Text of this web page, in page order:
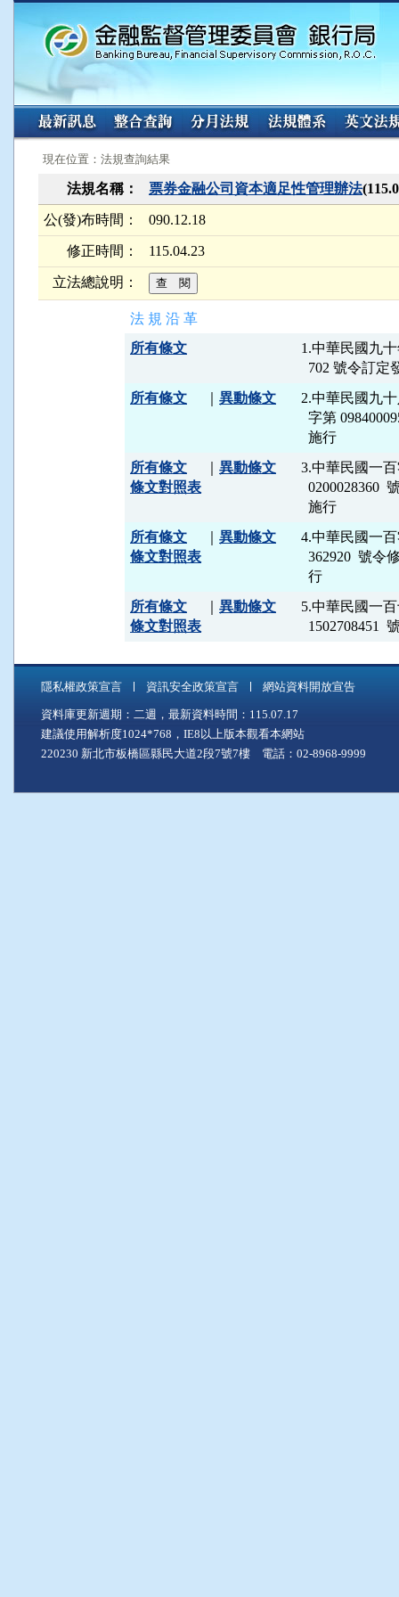
:::
現在位置：法規查詢結果
法規名稱： 票券金融公司資本適足性管理辦法
公(發)布時間： 090.12.18
修正時間： 115.04.23
立法總說明：
法 規 沿 革
所有條文
1.中華民國九
所有條文 異動條文
2.中華民國九
字第
所有條文
異動條文
條文對照表
3.中華民國一
0200028360
所有條文
異動條文
條文對照表
4.中華民國一
362920  號
所有條文
異動條文
條文對照表
5.中華民國一
1502708451
隱私權政策宣言 資訊安全政策宣言 網站資料開放宣告
資料庫更新週期：二週，最新資料時間：115.07.17
建議使用解析度1024*768，IE8以上版本觀看本網站
220230 新北市板橋區縣民大道2段7號7樓 電話：02-8968-9999